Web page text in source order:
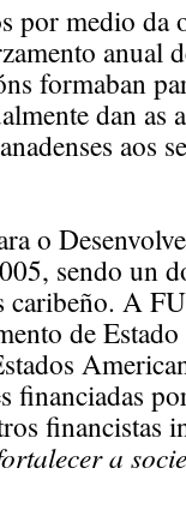
por medio da
anual
formaban
dan as
aos
o
sendo un
A
de
financiadas
financistas
a